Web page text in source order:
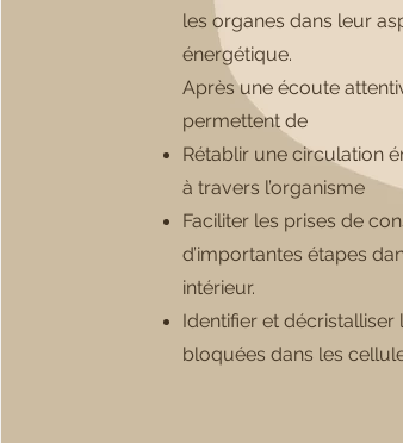
les organes dans leur
énergétique.
Après une écoute
permettent de
Rétablir une circulation
à travers l’organisme
Faciliter les prises de
d’importantes étapes
intérieur.
Identifier et
bloquées dans les